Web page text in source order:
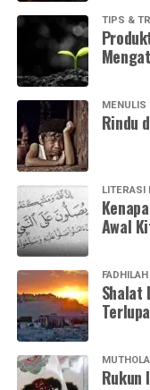
TIPS &
MENULIS
Rindu
LITERASI
Awal
FADHILAH
Shalat
Rukun